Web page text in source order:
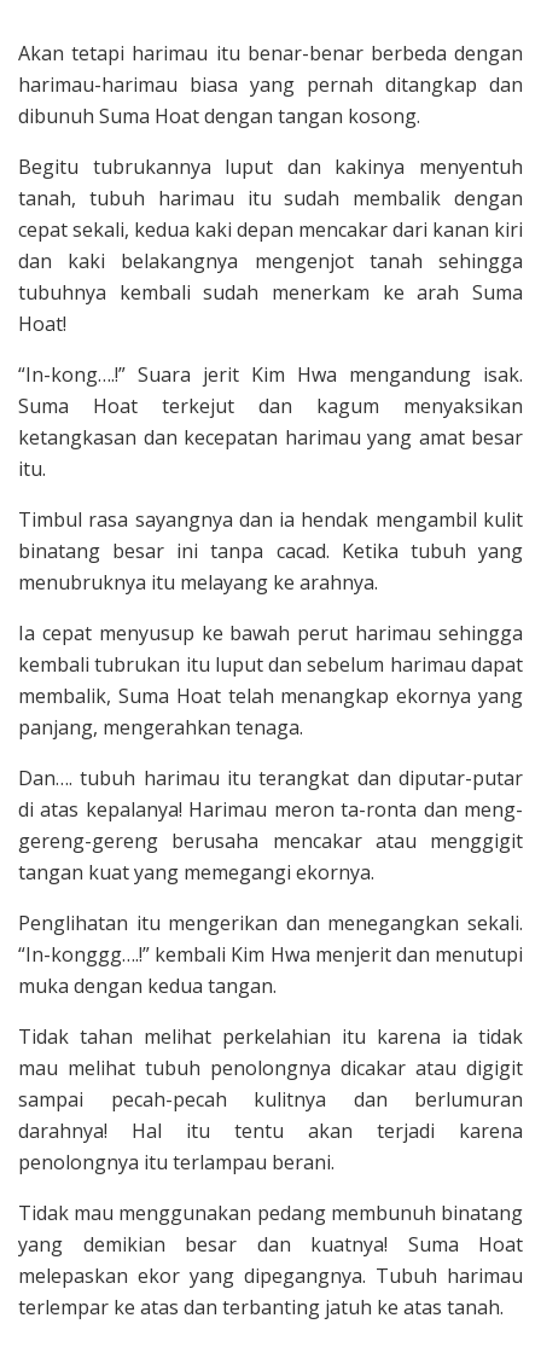
Akan tetapi harimau itu benar-benar berbeda dengan
harimau-harimau biasa yang pernah ditangkap dan
dibunuh Suma Hoat dengan tangan kosong.
Begitu tubrukannya luput dan kakinya menyentuh
tanah, tubuh harimau itu sudah membalik dengan
cepat sekali, kedua kaki depan mencakar dari kanan kiri
dan kaki bela­kangnya mengenjot tanah sehingga
tubuh­nya kembali sudah menerkam ke arah Suma
Hoat!
“In-kong….!” Suara jerit Kim Hwa mengandung isak.
Suma Hoat terkejut dan kagum me­nyaksikan
ketangkasan dan kecepatan harimau yang amat besar
itu.
Timbul rasa sayangnya dan ia hendak mengambil kulit
binatang besar ini tanpa cacad. Ketika tubuh yang
menubruknya itu me­layang ke arahnya.
Ia cepat menyusup ke bawah perut harimau sehingga
kembali tubrukan itu luput dan sebelum harimau dapat
membalik, Suma Hoat telah me­nangkap ekornya yang
panjang, menge­rahkan tenaga.
Dan…. tubuh harimau itu terangkat dan diputar-putar
di atas kepa­lanya! Harimau meron ta-ronta dan meng­
gereng-gereng berusaha mencakar atau menggigit
tangan kuat yang memegangi ekornya.
Penglihatan itu mengerikan dan menegangkan sekali.
“In-konggg….!” kembali Kim Hwa menjerit dan menutupi
muka dengan kedua tangan.
Tidak tahan meli­hat perkelahian itu karena ia tidak
mau melihat tubuh penolongnya dicakar atau digigit
sampai pecah-pecah kulitnya dan berlumuran
darahnya! Hal itu tentu akan terjadi karena
penolongnya itu terlampau berani.
Tidak mau menggunakan pedang membunuh binatang
yang demikian besar dan kuatnya! Suma Hoat
melepaskan ekor yang di­pegangnya. Tubuh harimau
terlempar ke atas dan terbanting jatuh ke atas tanah.